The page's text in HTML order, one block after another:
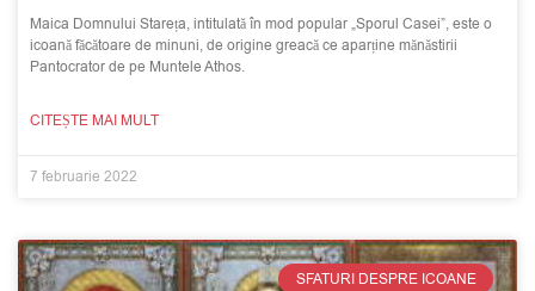
Maica Domnului Stareța, intitulată în mod popular „Sporul Casei”, este o
icoană făcătoare de minuni, de origine greacă ce aparține mănăstirii
Pantocrator de pe Muntele Athos.
CITEȘTE MAI MULT
7 februarie 2022
SFATURI DESPRE ICOANE